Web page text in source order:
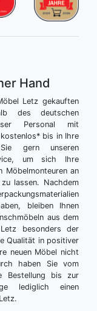
Hand
Letz gekauften
des deutschen
Personal mit
kostenlos* bis in Ihre
gern unseren
um sich Ihre
Möbelmonteuren an
lassen. Nachdem
bleiben Ihnen
aus dem
besonders der
Qualität in positiver
neuen Möbel nicht
haben Sie vom
Bestellung bis zur
lediglich einen